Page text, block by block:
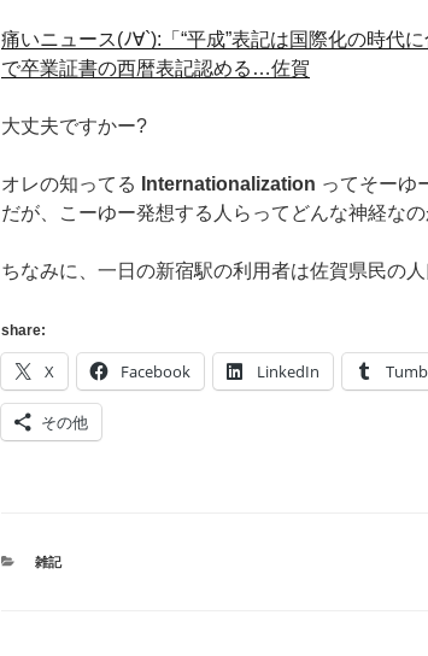
痛いニュース(ﾉ∀`):「“平成”表記は国際化の時代
で卒業証書の西暦表記認める…佐賀
大丈夫ですかー?
オレの知ってる Internationalization ってそーゆ
だが、こーゆー発想する人らってどんな神経なの
ちなみに、一日の新宿駅の利用者は佐賀県民の人
share:
X Facebook LinkedIn
その他
カ
雑記